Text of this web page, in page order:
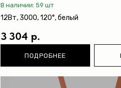
В наличии: 59 шт
12Вт, 3000, 120°, белый
3 304 р.
ПОДРОБНЕЕ